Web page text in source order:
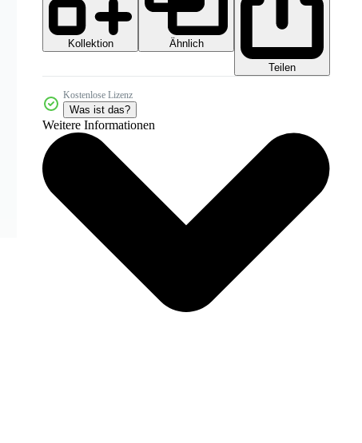
Kollektion
Ähnlich
Teilen
Kostenlose Lizenz
Was ist das?
Weitere Informationen